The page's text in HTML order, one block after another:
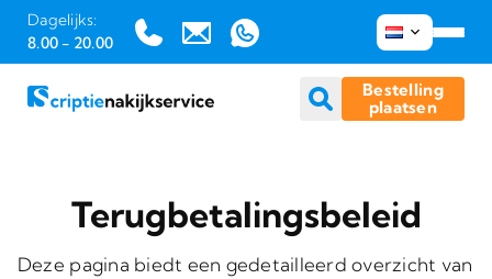
Dagelijks:
8.00 - 20.00
Bestelling
plaatsen
Terugbetalingsbeleid
Deze pagina biedt een gedetailleerd overzicht van